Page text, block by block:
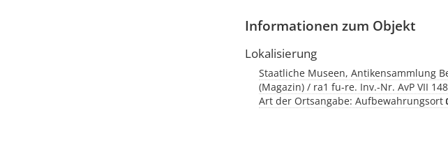
Informationen zum Objekt
Lokalisierung
Staatliche Museen, Antikensammlung
(Magazin) / ra1 fu-re. Inv.-Nr. AvP VII 148
Art der Ortsangabe: Aufbewahrungsort